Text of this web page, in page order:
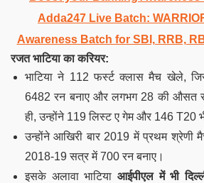
Adda247 Live Batch:
Awareness Batch for SBI, RRB,
रजत भाटिया का करियर:
भाटिया ने 112 फर्स्ट क्लास मैच खेले,
6482 रन बनाए और लगभग 28 की औसत
ही, उन्होंने 119 लिस्ट ए गेम और 146 T20
उन्होंने आखिरी बार 2019 में प्रथम श्रेणी
2018-19 सत्र में 700 रन बनाए।
इसके अलावा भाटिया आईपीएल में भी